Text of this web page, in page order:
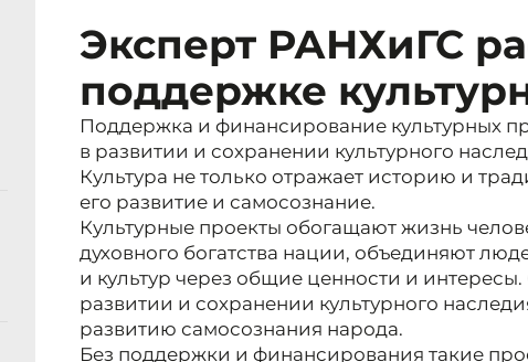
Эксперт РАНХиГС
поддержке
Поддержка и финансирование культурных
в развитии и сохранении культурного
Культура не только отражает историю и
его развитие и самосознание.
Культурные проекты обогащают жизнь
духовного богатства нации, объединяют
и культур через общие ценности и
развитии и сохранении культурного
развитию самосознания народа.
Без поддержки и финансирования такие